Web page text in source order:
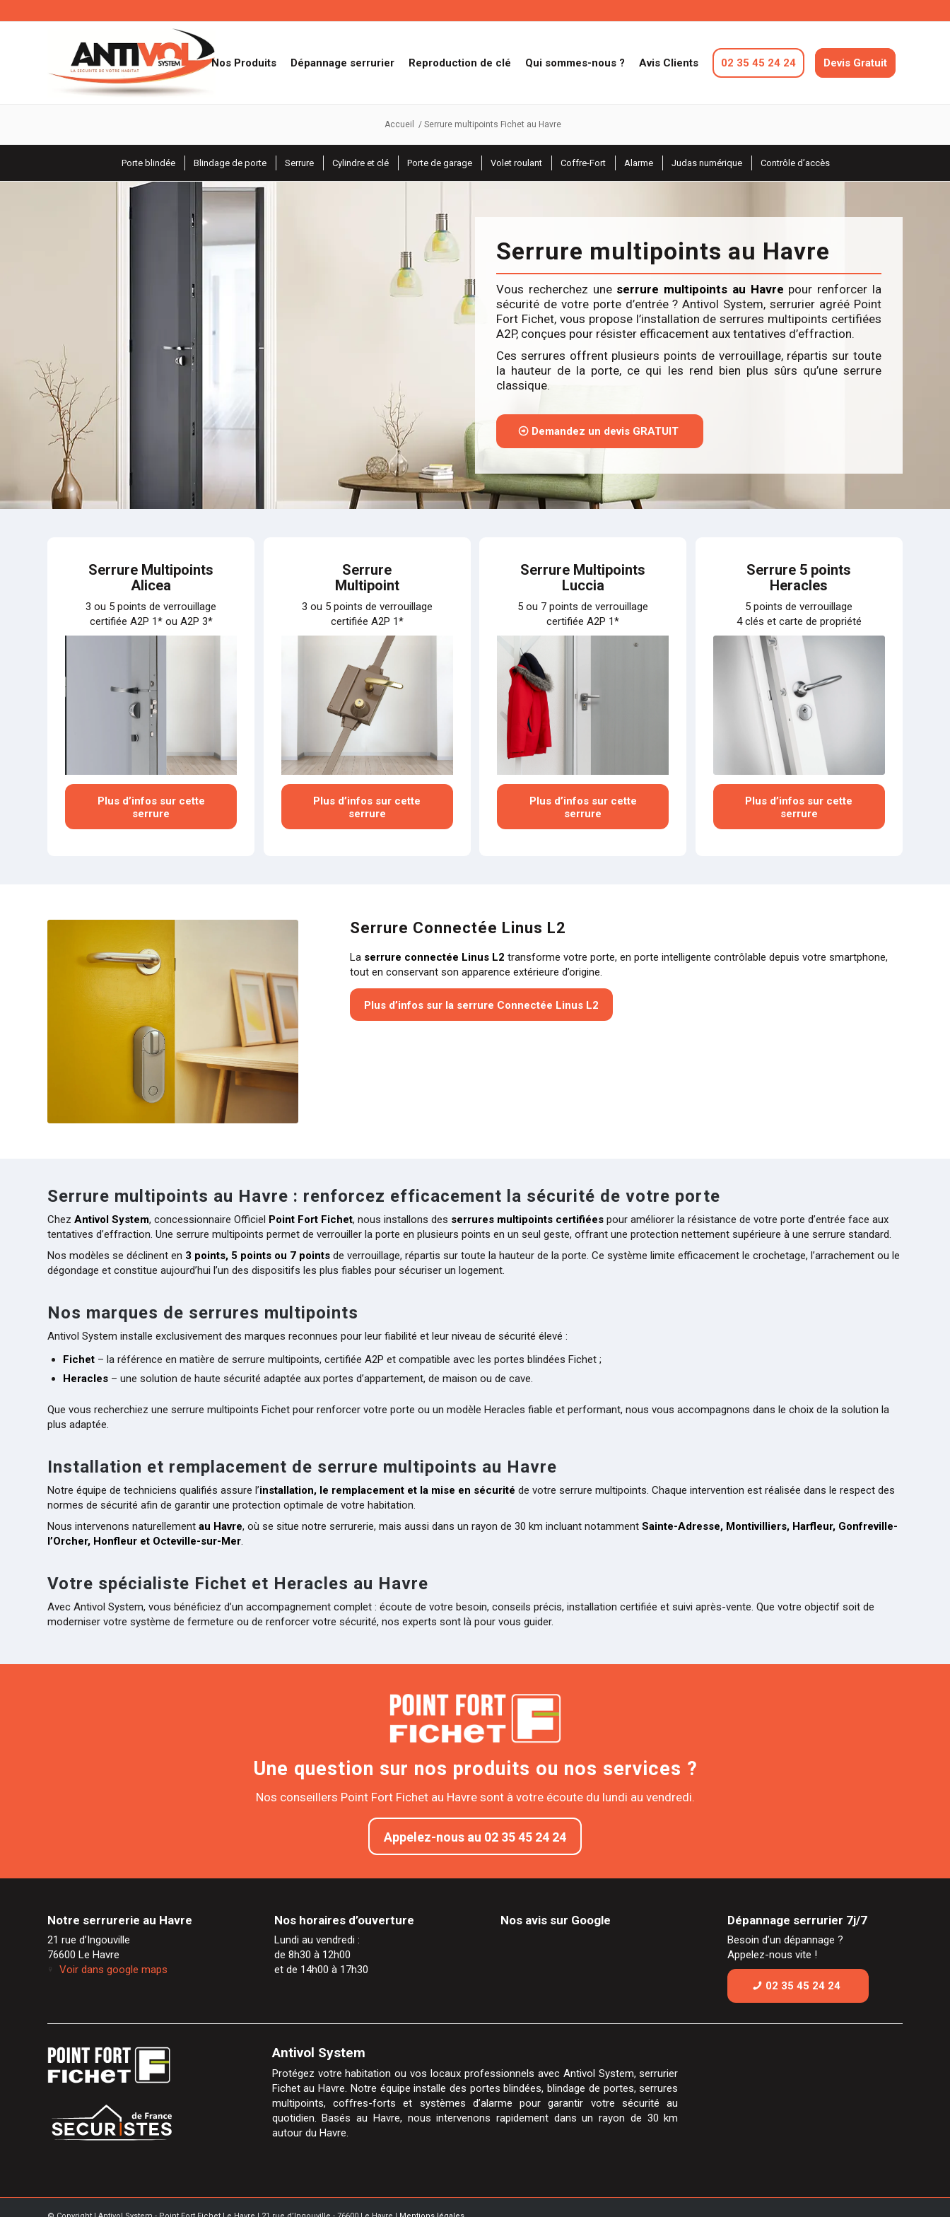
Nos Produits Dépannage serrurier Reproduction de clé Qui sommes-nous ? Avis Clients 02 35 45 24 24 Devis Gratuit
Accueil / Serrure multipoints Fichet au Havre
Porte blindée Blindage de porte Serrure Cylindre et clé Porte de garage Volet roulant Coffre-Fort Alarme Judas numérique Contrôle d’accès
Serrure multipoints au Havre
Vous recherchez une serrure multipoints au Havre pour renforcer la
sécurité de votre porte d’entrée ? Antivol System, serrurier agréé Point
Fort Fichet, vous propose l’installation de serrures multipoints certifiées
A2P, conçues pour résister efficacement aux tentatives d’effraction.
Ces serrures offrent plusieurs points de verrouillage, répartis sur toute
la hauteur de la porte, ce qui les rend bien plus sûrs qu’une serrure
classique.
Demandez un devis GRATUIT
Serrure Multipoints
Alicea
3 ou 5 points de verrouillage
certifiée A2P 1* ou A2P 3*
Plus d’infos sur cette
serrure
Serrure
Multipoint
3 ou 5 points de verrouillage
certifiée A2P 1*
Plus d’infos sur cette
serrure
Serrure Multipoints
Luccia
5 ou 7 points de verrouillage
certifiée A2P 1*
Plus d’infos sur cette
serrure
Serrure 5 points
Heracles
5 points de verrouillage
4 clés et carte de propriété
Plus d’infos sur cette
serrure
Serrure Connectée Linus L2
La serrure connectée Linus L2 transforme votre porte, en porte intelligente contrôlable depuis votre smartphone,
tout en conservant son apparence extérieure d’origine.
Plus d’infos sur la serrure Connectée Linus L2
Serrure multipoints au Havre : renforcez efficacement la sécurité de votre porte
Chez Antivol System, concessionnaire Officiel Point Fort Fichet, nous installons des serrures multipoints certifiées pour améliorer la résistance de votre porte d’entrée face aux
tentatives d’effraction. Une serrure multipoints permet de verrouiller la porte en plusieurs points en un seul geste, offrant une protection nettement supérieure à une serrure standard.
Nos modèles se déclinent en 3 points, 5 points ou 7 points de verrouillage, répartis sur toute la hauteur de la porte. Ce système limite efficacement le crochetage, l’arrachement ou le
dégondage et constitue aujourd’hui l’un des dispositifs les plus fiables pour sécuriser un logement.
Nos marques de serrures multipoints
Antivol System installe exclusivement des marques reconnues pour leur fiabilité et leur niveau de sécurité élevé :
Fichet – la référence en matière de serrure multipoints, certifiée A2P et compatible avec les portes blindées Fichet ;
Heracles – une solution de haute sécurité adaptée aux portes d’appartement, de maison ou de cave.
Que vous recherchiez une serrure multipoints Fichet pour renforcer votre porte ou un modèle Heracles fiable et performant, nous vous accompagnons dans le choix de la solution la
plus adaptée.
Installation et remplacement de serrure multipoints au Havre
Notre équipe de techniciens qualifiés assure l’installation, le remplacement et la mise en sécurité de votre serrure multipoints. Chaque intervention est réalisée dans le respect des
normes de sécurité afin de garantir une protection optimale de votre habitation.
Nous intervenons naturellement au Havre, où se situe notre serrurerie, mais aussi dans un rayon de 30 km incluant notamment Sainte-Adresse, Montivilliers, Harfleur, Gonfreville-
l’Orcher, Honfleur et Octeville-sur-Mer.
Votre spécialiste Fichet et Heracles au Havre
Avec Antivol System, vous bénéficiez d’un accompagnement complet : écoute de votre besoin, conseils précis, installation certifiée et suivi après-vente. Que votre objectif soit de
moderniser votre système de fermeture ou de renforcer votre sécurité, nos experts sont là pour vous guider.
Une question sur nos produits ou nos services ?
Nos conseillers Point Fort Fichet au Havre sont à votre écoute du lundi au vendredi.
Appelez-nous au 02 35 45 24 24
Notre serrurerie au Havre
21 rue d’Ingouville
76600 Le Havre
Voir dans google maps
Nos horaires d’ouverture
Lundi au vendredi :
de 8h30 à 12h00
et de 14h00 à 17h30
Nos avis sur Google Dépannage serrurier 7j/7
Besoin d’un dépannage ?
Appelez-nous vite !
02 35 45 24 24
Antivol System
Protégez votre habitation ou vos locaux professionnels avec Antivol System, serrurier
Fichet au Havre. Notre équipe installe des portes blindées, blindage de portes, serrures
multipoints, coffres-forts et systèmes d’alarme pour garantir votre sécurité au
quotidien. Basés au Havre, nous intervenons rapidement dans un rayon de 30 km
autour du Havre.